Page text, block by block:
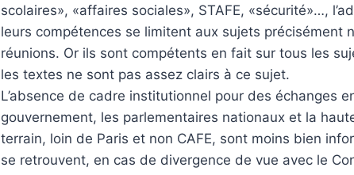
scolaires», «affaires sociales», STAFE, «sécurité»…,
leurs compétences se limitent aux sujets précisément
réunions. Or ils sont compétents en fait sur tous les
les textes ne sont pas assez clairs à ce sujet.
L’absence de cadre institutionnel pour des échanges
gouvernement, les parlementaires nationaux et la
terrain, loin de Paris et non CAFE, sont moins bien
se retrouvent, en cas de divergence de vue avec le